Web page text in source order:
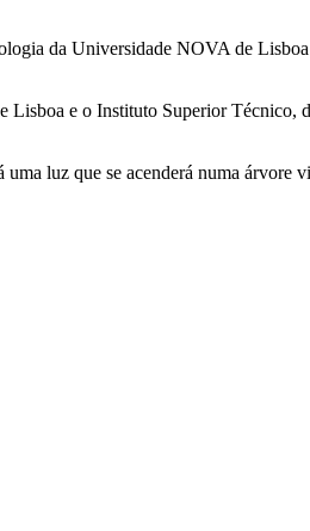
da Universidade NOVA de
e o Instituto Superior Técnico,
luz que se acenderá numa árvore